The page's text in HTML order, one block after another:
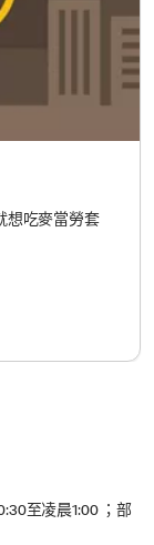
想吃麥當勞套
至凌晨1:00 ；部